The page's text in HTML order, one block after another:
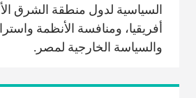
السياسية لدول منطقة الشرق
أفريقيا، ومنافسة الأنظمة
والسياسة الخارجية لمصر.